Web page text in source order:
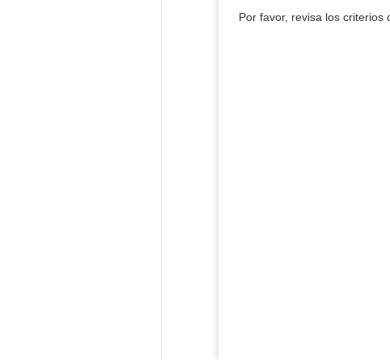
Por favor, revisa los criterios